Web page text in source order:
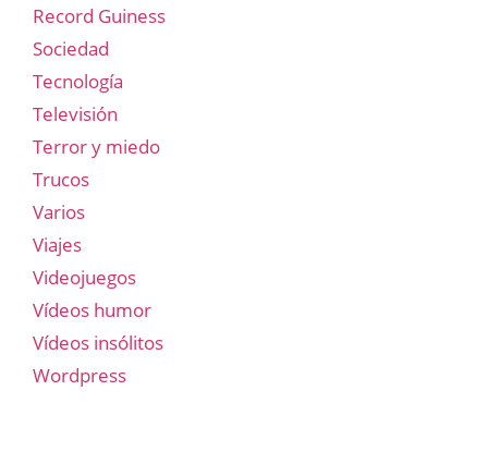
Record Guiness
Sociedad
Tecnología
Televisión
Terror y miedo
Trucos
Varios
Viajes
Videojuegos
Vídeos humor
Vídeos insólitos
Wordpress